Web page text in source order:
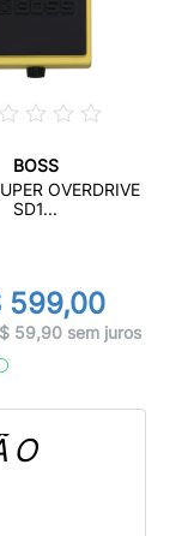
BOSS
OVERDRIVE
SD1...
599,00
59,90 sem juros